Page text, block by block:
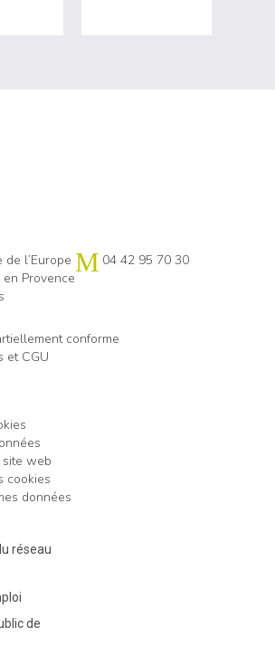
l’Europe
Provence
04 42 95 70 30
conforme
et CGU
web
cookies
données
réseau
de